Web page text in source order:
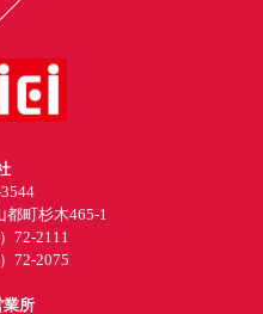
町杉木465-1
72-2111
72-2075
業所